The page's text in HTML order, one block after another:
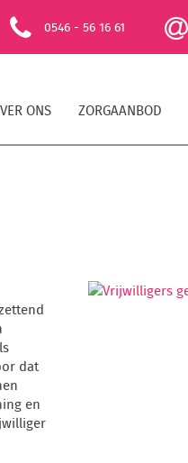
0546 - 56 16 61
ONS ZORGAANBOD
dat
en